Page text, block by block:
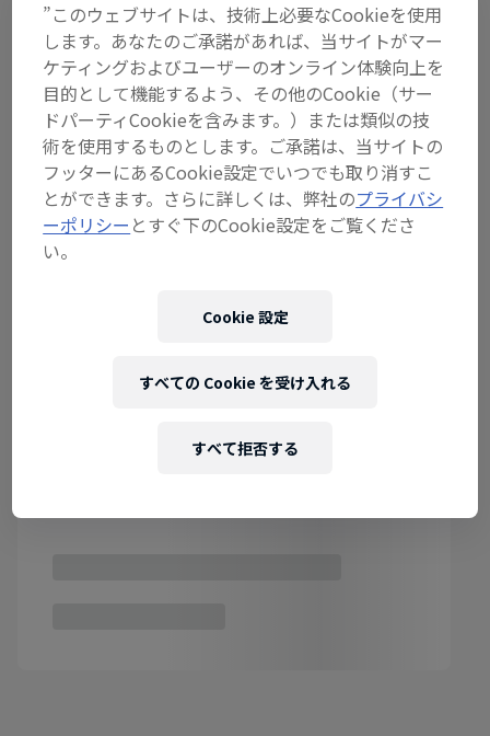
Top stories – Fort William
”このウェブサイトは、技術上必要なCookieを使用
します。あなたのご承諾があれば、当サイトがマー
ケティングおよびユーザーのオンライン体験向上を
目的として機能するよう、その他のCookie（サー
ドパーティCookieを含みます。）または類似の技
術を使用するものとします。ご承諾は、当サイトの
フッターにあるCookie設定でいつでも取り消すこ
とができます。さらに詳しくは、弊社のプライバシ
ーポリシー とすぐ下のCookie設定をご覧くださ
い。
Cookie 設定
すべて拒否する
すべての Cookie を受け入れる